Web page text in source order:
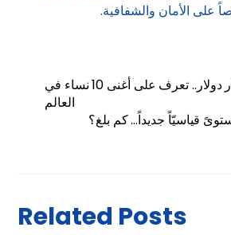
على الأمان والشفافية.
بثروة 495 مليار دولار.. تعرف على أغنى 10 نساء في
العالم
قياسيّاً جديداً… كم بلغ؟
Related Posts